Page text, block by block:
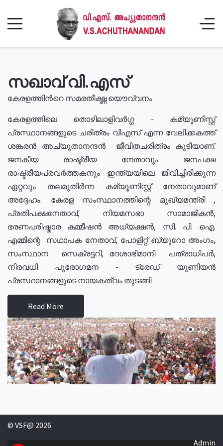
സഖാവ് വി.എസ്
കേരളത്തിൻറെ സമരതീക്ഷ്ണ യൌവ്വനം
കേരളത്തിലെ തൊഴിലാളിവർഗ്ഗ - കമ്യൂണിസ്റ്റ്
പ്രസ്ഥാനങ്ങളുടെ ചരിത്രം വിഎസ് എന്ന വേലിക്കകത്ത്
ശങ്കരൻ അച്യുതാനന്ദൻ ജീവിതചരിത്രം കൂടിയാണ്.
ജനകീയ രാഷ്ട്രീയ നേതാവും ജനപക്ഷ
രാഷ്ട്രീയപ്രവർത്തകനും ഇന്ത്യയിലെ ജീവിച്ചിരിക്കുന്ന
ഏറ്റവും തലമുതിർന്ന കമ്യൂണിസ്റ്റ് നേതാവുമാണ്
അദ്ദേഹം. കേരള സംസ്ഥാനത്തിന്റെ മുഖ്യമന്ത്രി ,
പ്രതിപക്ഷനേതാവ്, നിയമസഭാ സാമാജികൻ,
ഭരണപരിഷ്കാര കമ്മീഷൻ അധ്യക്ഷൻ, സി. പി. ഐ.
എമ്മിന്റെ സഥാപക നേതാവ്, പോളിറ്റ് ബ്യുറോ അംഗം,
സംസ്ഥാന സെക്രട്ടറി, ദേശാഭിമാനി പത്രാധിപർ,
നിരവധി പുരോഗമന - ട്രേഡ് യൂണിയൻ
പ്രസ്ഥാനങ്ങളുടെ നായകത്വം തുടങ്ങി
Read More
© VSF@ 2026
Admin